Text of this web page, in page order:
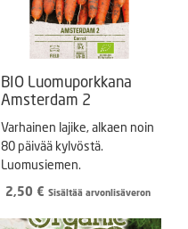
BIO Luomuporkkana
Amsterdam 2
Varhainen lajike, alkaen noin
80 päivää kylvöstä.
Luomusiemen.
2,50 € Sisältää arvonlisäveron